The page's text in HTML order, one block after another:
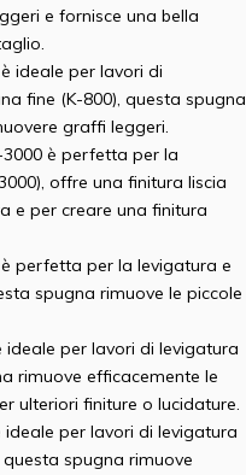
e fornisce una bella
ideale per lavori di
fine (K-800), questa spugna
graffi leggeri.
è perfetta per la
offre una finitura liscia
e per creare una finitura
perfetta per la levigatura e
spugna rimuove le piccole
ideale per lavori di levigatura
rimuove efficacemente le
ulteriori finiture o lucidature.
per lavori di levigatura
spugna rimuove